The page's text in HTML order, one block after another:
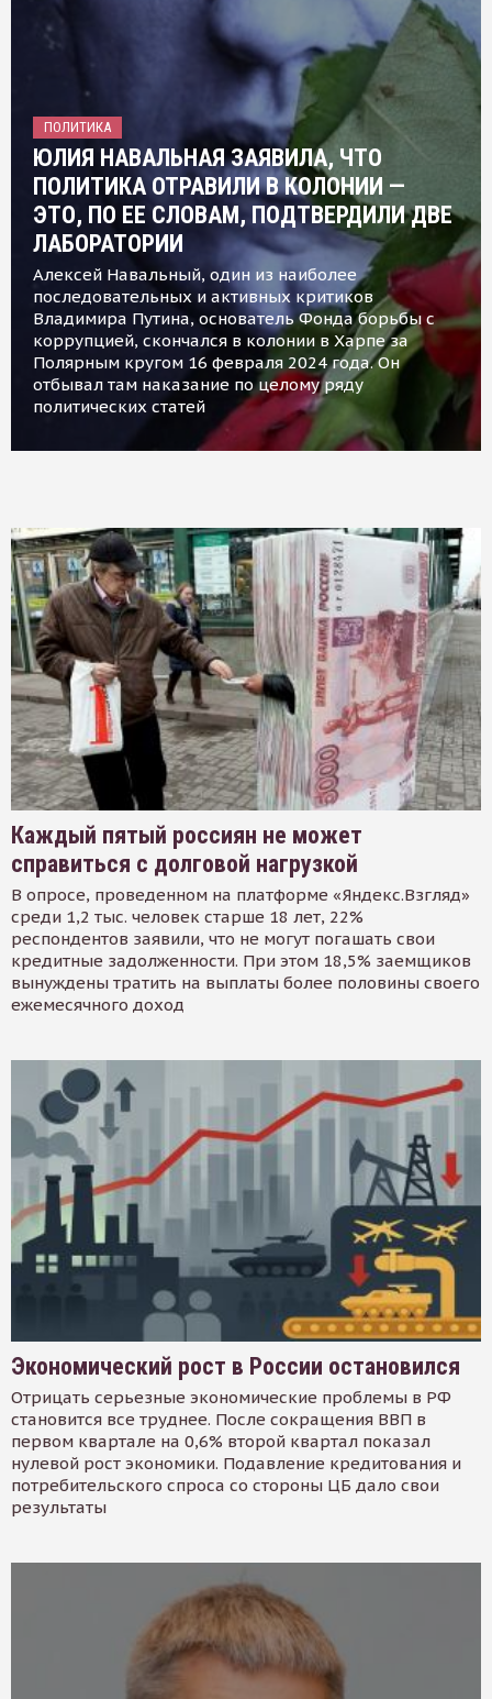
ПОЛИТИКА
ЮЛИЯ НАВАЛЬНАЯ ЗАЯВИЛА, ЧТО
ПОЛИТИКА ОТРАВИЛИ В КОЛОНИИ —
ЭТО, ПО ЕЕ СЛОВАМ, ПОДТВЕРДИЛИ ДВЕ
ЛАБОРАТОРИИ
Алексей Навальный, один из наиболее
последовательных и активных критиков
Владимира Путина, основатель Фонда борьбы с
коррупцией, скончался в колонии в Харпе за
Полярным кругом 16 февраля 2024 года. Он
отбывал там наказание по целому ряду
политических статей
Каждый пятый россиян не может
справиться с долговой нагрузкой
В опросе, проведенном на платформе «Яндекс.Взгляд»
среди 1,2 тыс. человек старше 18 лет, 22%
респондентов заявили, что не могут погашать свои
кредитные задолженности. При этом 18,5% заемщиков
вынуждены тратить на выплаты более половины своего
ежемесячного доход
Экономический рост в России остановился
Отрицать серьезные экономические проблемы в РФ
становится все труднее. После сокращения ВВП в
первом квартале на 0,6% второй квартал показал
нулевой рост экономики. Подавление кредитования и
потребительского спроса со стороны ЦБ дало свои
результаты